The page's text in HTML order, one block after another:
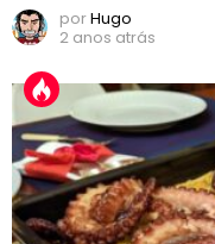
porHugo
2 anos atrás